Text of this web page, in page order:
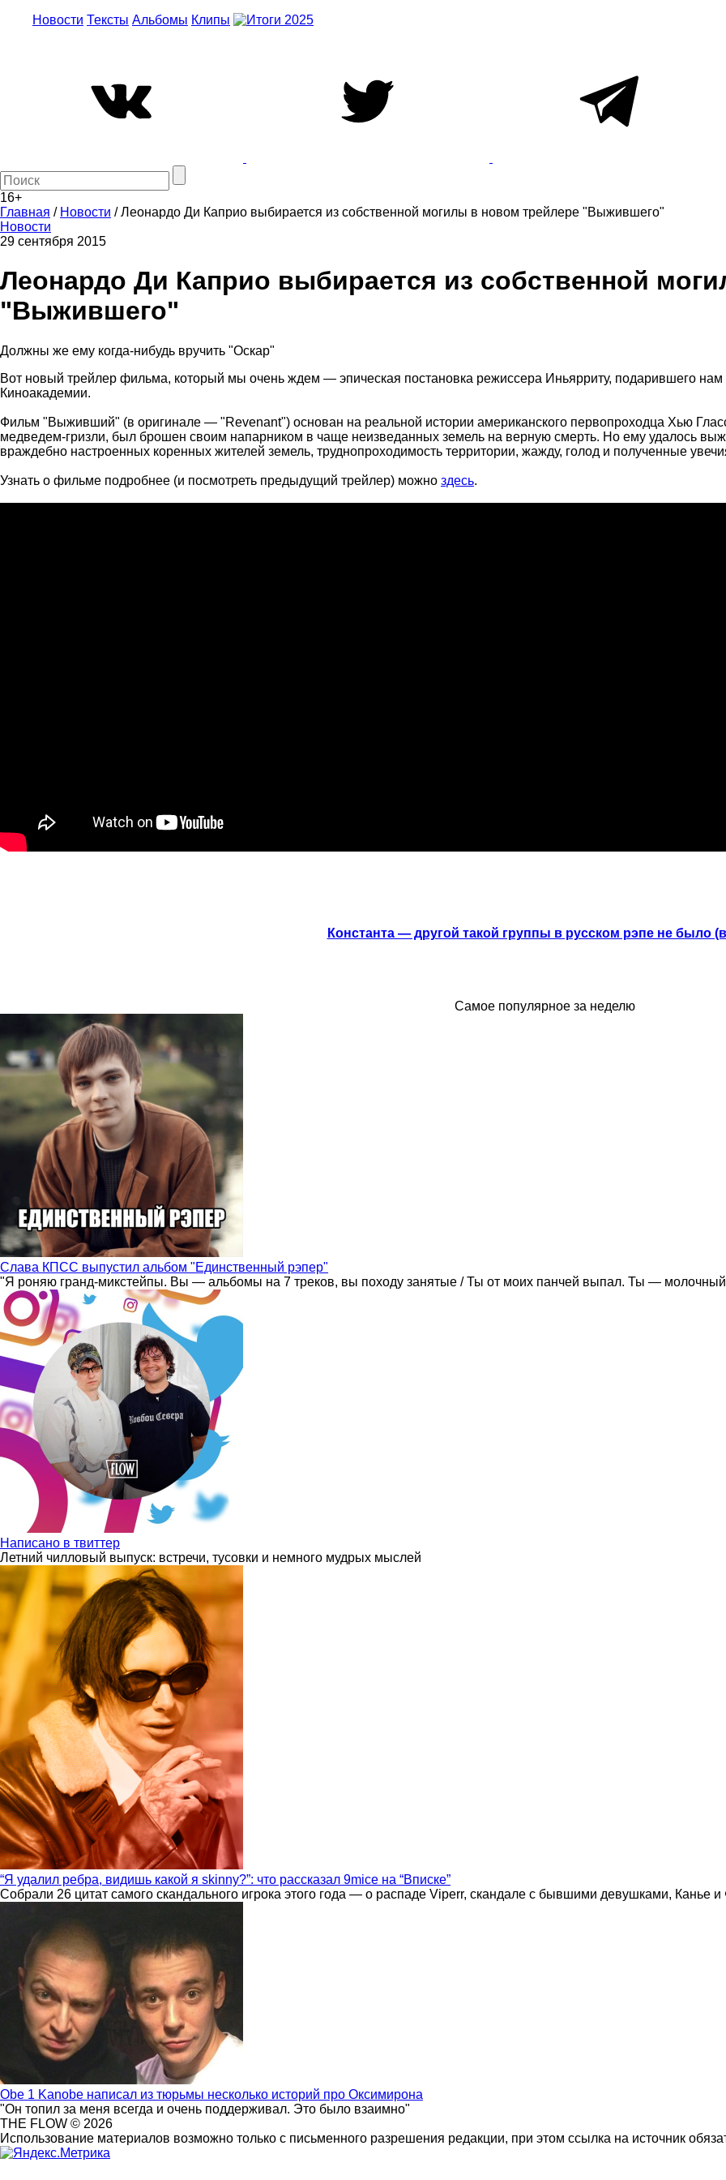
Новости Тексты Альбомы Клипы
16+
Главная / Новости /Леонардо Ди Каприо выбирается из собственной могилы в новом трейлере "Выжившего"
Новости
29 сентября 2015
Леонардо Ди Каприо выбирается из собственной
"Выжившего"
Должны же ему когда-нибудь вручить "Оскар"
Вот новый трейлер фильма, который мы очень ждем — эпическая постановка режиссера Иньярриту, подарившего
Киноакадемии.
Фильм "Выживший" (в оригинале — "Revenant") основан на реальной истории американского первопроходца Хью
медведем-гризли, был брошен своим напарником в чаще неизведанных земель на верную смерть. Но ему удалось
враждебно настроенных коренных жителей земель, труднопроходимость территории, жажду, голод и полученные
Узнать о фильме подробнее (и посмотреть предыдущий трейлер) можно здесь.
Константа — другой такой группы в русском рэпе не было
Самое популярное за неделю
Слава КПСС выпустил альбом "Единственный рэпер"
"Я роняю гранд-микстейпы. Вы — альбомы на 7 треков, вы походу занятые / Ты от моих панчей выпал. Ты —
Написано в твиттер
Летний чилловый выпуск: встречи, тусовки и немного мудрых мыслей
“Я удалил ребра, видишь какой я skinny?”: что рассказал 9mice на “Вписке”
Собрали 26 цитат самого скандального игрока этого года — о распаде Viperr, скандале с бывшими девушками, Канье
Obe 1 Kanobe написал из тюрьмы несколько историй про Оксимирона
"Он топил за меня всегда и очень поддерживал. Это было взаимно"
THE FLOW © 2026
Использование материалов возможно только с письменного разрешения редакции, при этом ссылка на источник